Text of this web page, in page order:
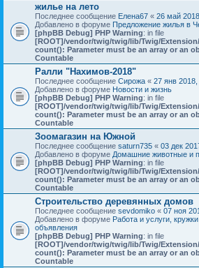
жилье на лето
Последнее сообщение Елена67 « 26 май
Добавлено в форуме Предложение жилья в
[phpBB Debug] PHP Warning: in file
[ROOT]/vendor/twig/twig/lib/Twig/
count(): Parameter must be an array or an
Countable
Ралли "Нахимов-2018"
Последнее сообщение Сирожа « 27 янв
Добавлено в форуме Новости и жизнь
[phpBB Debug] PHP Warning: in file
[ROOT]/vendor/twig/twig/lib/Twig/
count(): Parameter must be an array or an
Countable
Зоомагазин на Южной
Последнее сообщение saturn735 « 03 дек
Добавлено в форуме Домашние животные и
[phpBB Debug] PHP Warning: in file
[ROOT]/vendor/twig/twig/lib/Twig/
count(): Parameter must be an array or an
Countable
Строительство деревянных домов
Последнее сообщение sevdomiko « 07 ноя
Добавлено в форуме Работа и услуги,
объявления
[phpBB Debug] PHP Warning: in file
[ROOT]/vendor/twig/twig/lib/Twig/
count(): Parameter must be an array or an
Countable